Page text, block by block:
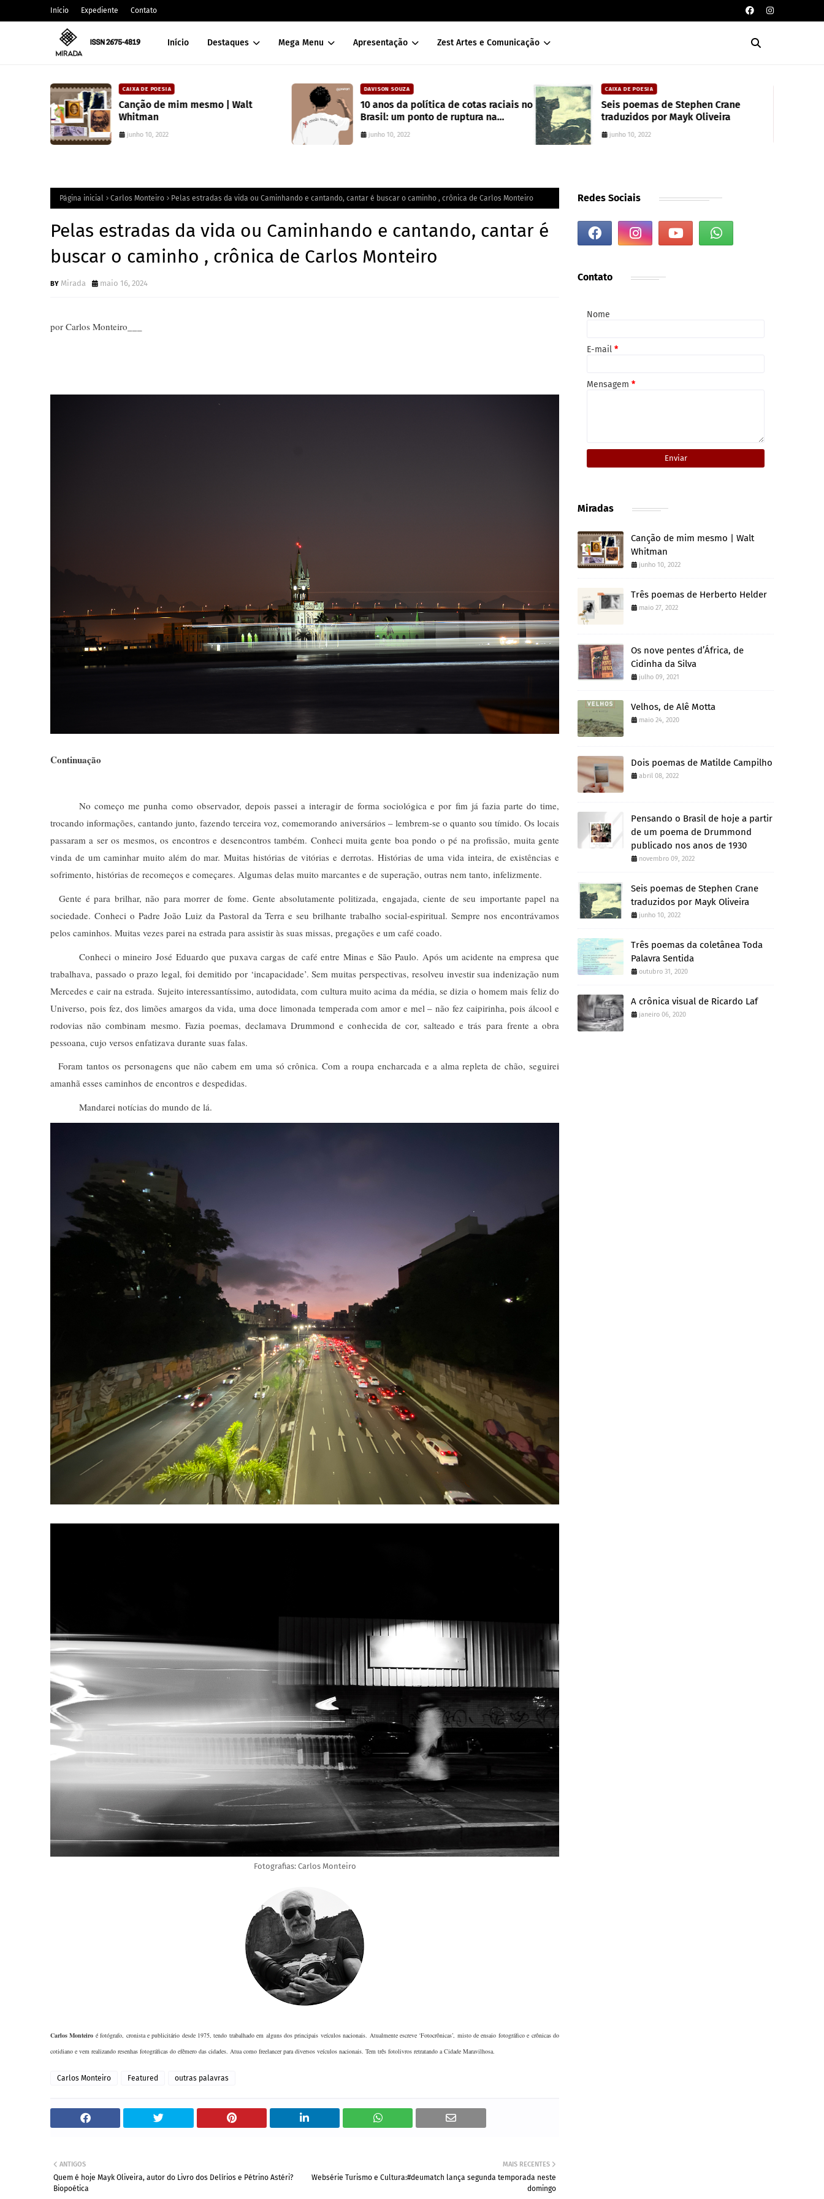
Início Expediente Contato
Início Destaques Mega Menu Apresentação Zest Artes e Comunicação
CAIXA DE POESIA
Canção de mim mesmo | Walt
Whitman
junho 10, 2022
DAVISON SOUZA
10 anos da política de cotas raciais no
Brasil: um ponto de ruptura na
colonialidade
junho 10, 2022
CAIXA DE POESIA
Seis poemas de Stephen Crane
traduzidos por Mayk Oliveira
junho 10, 2022
Página inicial Carlos Monteiro Pelas estradas da vida ou Caminhando e cantando, cantar é buscar o caminho , crônica de Carlos Monteiro
Pelas estradas da vida ou Caminhando e cantando, cantar é
buscar o caminho , crônica de Carlos Monteiro
Mirada maio 16, 2024
por Carlos Monteiro___
Continuação
No começo me punha como observador, depois passei a interagir de forma sociológica e por fim já fazia parte do time,
trocando informações, cantando junto, fazendo terceira voz, comemorando aniversários – lembrem-se o quanto sou tímido. Os locais
passaram a ser os mesmos, os encontros e desencontros também. Conheci muita gente boa pondo o pé na profissão, muita gente
vinda de um caminhar muito além do mar. Muitas histórias de vitórias e derrotas. Histórias de uma vida inteira, de existências e
sofrimento, histórias de recomeços e começares. Algumas delas muito marcantes e de superação, outras nem tanto, infelizmente.
Gente é para brilhar, não para morrer de fome. Gente absolutamente politizada, engajada, ciente de seu importante papel na
sociedade. Conheci o Padre João Luiz da Pastoral da Terra e seu brilhante trabalho social-espiritual. Sempre nos encontrávamos
pelos caminhos. Muitas vezes parei na estrada para assistir às suas missas, pregações e um café coado.
Conheci o mineiro José Eduardo que puxava cargas de café entre Minas e São Paulo. Após um acidente na empresa que
trabalhava, passado o prazo legal, foi demitido por ‘incapacidade’. Sem muitas perspectivas, resolveu investir sua indenização num
Mercedes e cair na estrada. Sujeito interessantíssimo, autodidata, com cultura muito acima da média, se dizia o homem mais feliz do
Universo, pois fez, dos limões amargos da vida, uma doce limonada temperada com amor e mel – não fez caipirinha, pois álcool e
rodovias não combinam mesmo. Fazia poemas, declamava Drummond e conhecida de cor, salteado e trás para frente a obra
pessoana, cujo versos enfatizava durante suas falas.
Foram tantos os personagens que não cabem em uma só crônica. Com a roupa encharcada e a alma repleta de chão, seguirei
amanhã esses caminhos de encontros e despedidas.
Mandarei notícias do mundo de lá.
Fotografias: Carlos Monteiro
Carlos Monteiro é fotógrafo, cronista e publicitário desde 1975, tendo trabalhado em alguns dos principais veículos nacionais. Atualmente escreve ‘Fotocrônicas’, misto de ensaio fotográfico e crônicas do
cotidiano e vem realizando resenhas fotográficas do efêmero das cidades. Atua como freelancer para diversos veículos nacionais. Tem três fotolivros retratando a Cidade Maravilhosa.
Carlos Monteiro Featured outras palavras
MAIS RECENTES
Websérie Turismo e Cultura:#deumatch lança segunda temporada neste
domingo
ANTIGOS
Quem é hoje Mayk Oliveira, autor do Livro dos Delírios e Pétrino Astéri?
Biopoética
Redes Sociais
Contato
Nome
E-mail *
Mensagem *
Miradas
Canção de mim mesmo | Walt
Whitman
junho 10, 2022
Três poemas de Herberto Helder
maio 27, 2022
Os nove pentes d’África, de
Cidinha da Silva
julho 09, 2021
Velhos, de Alê Motta
maio 24, 2020
Dois poemas de Matilde Campilho
abril 08, 2022
Pensando o Brasil de hoje a partir
de um poema de Drummond
publicado nos anos de 1930
novembro 09, 2022
Seis poemas de Stephen Crane
traduzidos por Mayk Oliveira
junho 10, 2022
Três poemas da coletânea Toda
Palavra Sentida
outubro 31, 2020
A crônica visual de Ricardo Laf
janeiro 06, 2020